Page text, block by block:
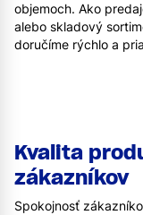
objemoch. Ako
alebo skladový
doručíme rýchlo a
Kvalita
zákazníkov
Spokojnosť